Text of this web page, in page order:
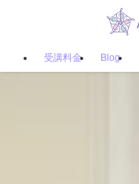
受講料金 Blog